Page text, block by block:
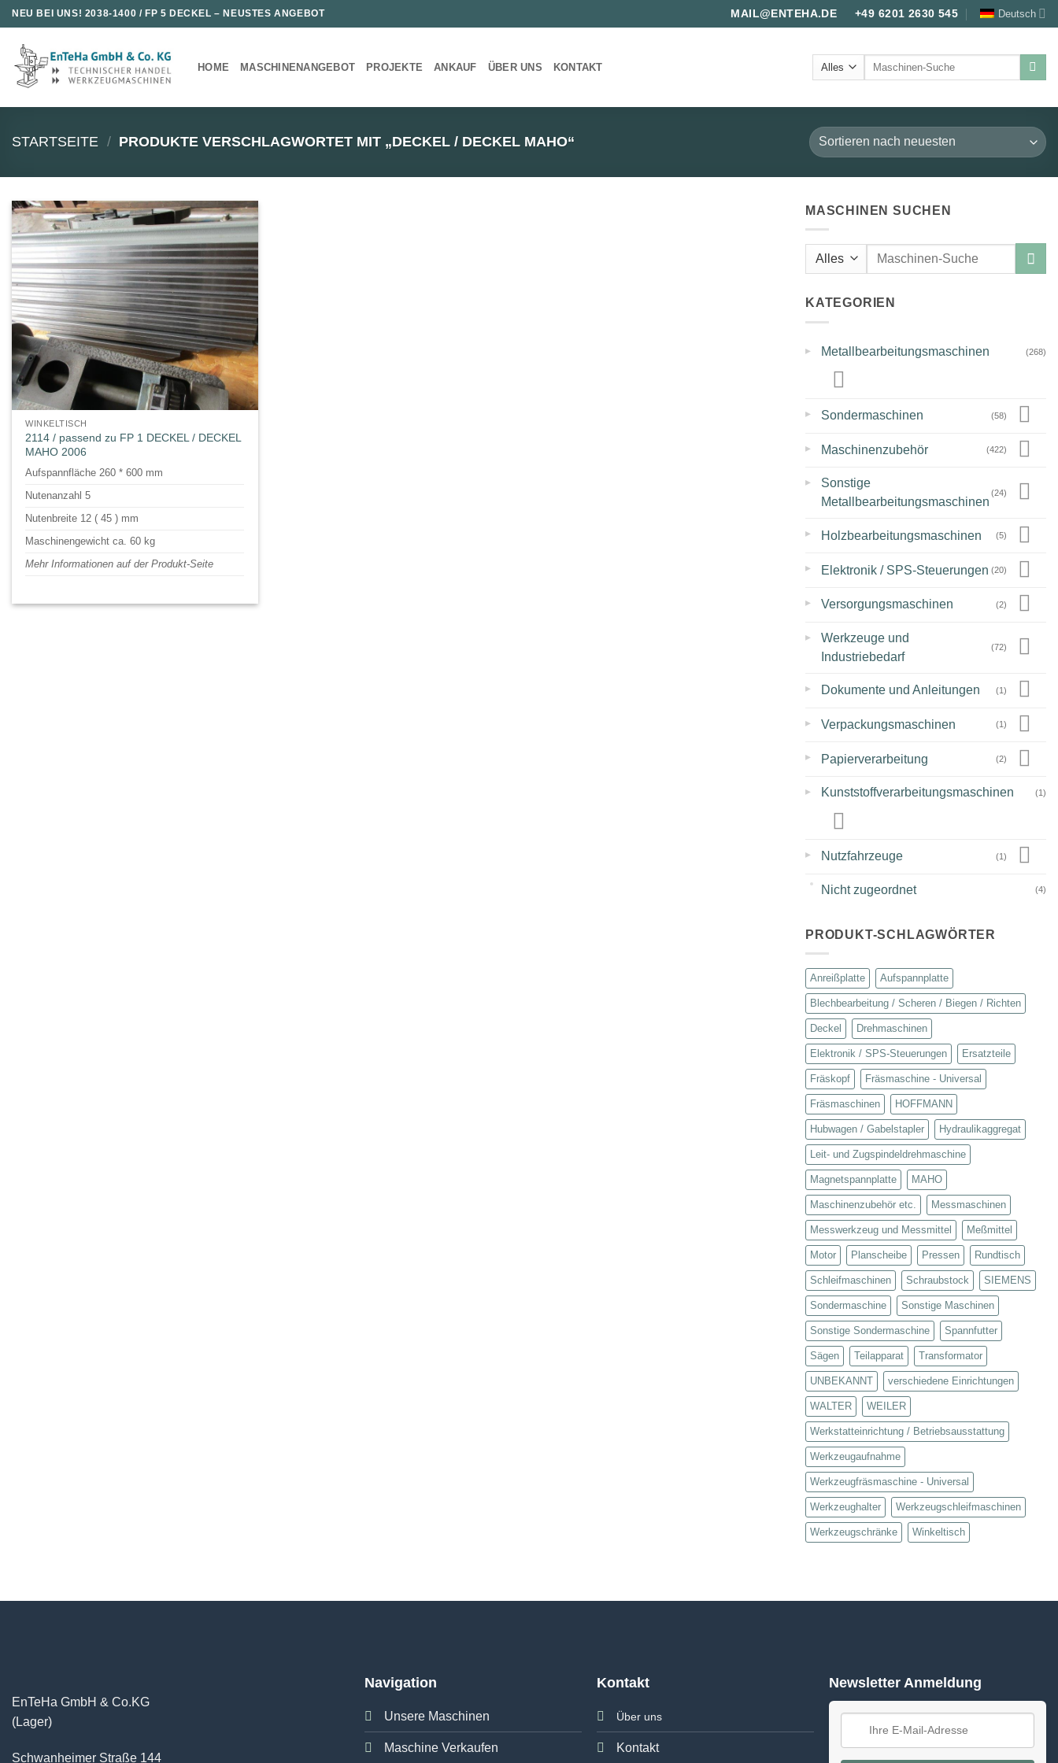
Zum
Inhalt
springen
NEU BEI UNS! 2038-1400 / FP 5 DECKEL – NEUSTES ANGEBOT MAIL@ENTEHA.DE +49 6201 2630 545 Deutsch
HOME MASCHINENANGEBOT PROJEKTE ANKAUF ÜBER UNS KONTAKT
Suche
STARTSEITE / PRODUKTE VERSCHLAGWORTET MIT „DECKEL / DECKEL MAHO“
WINKELTISCH
2114 / passend zu FP 1 DECKEL / DECKEL
MAHO 2006
Aufspannfläche 260 * 600 mm
Nutenanzahl 5
Nutenbreite 12 ( 45 ) mm
Maschinengewicht ca. 60 kg
Mehr Informationen auf der Produkt-Seite
MASCHINEN SUCHEN
Suche
KATEGORIEN
▸ Metallbearbeitungsmaschinen (268)
▸ Sondermaschinen (58)
▸ Maschinenzubehör (422)
▸
Sonstige
Metallbearbeitungsmaschinen
(24)
▸ Holzbearbeitungsmaschinen (5)
▸ Elektronik / SPS-Steuerungen (20)
▸ Versorgungsmaschinen (2)
▸
Werkzeuge und
Industriebedarf
(72)
▸ Dokumente und Anleitungen (1)
▸ Verpackungsmaschinen (1)
▸ Papierverarbeitung (2)
▸ Kunststoffverarbeitungsmaschinen (1)
▸ Nutzfahrzeuge (1)
Nicht zugeordnet (4)
PRODUKT-SCHLAGWÖRTER
Anreißplatte Aufspannplatte
Blechbearbeitung / Scheren / Biegen / Richten
Deckel Drehmaschinen
Elektronik / SPS-Steuerungen Ersatzteile
Fräskopf Fräsmaschine - Universal
Fräsmaschinen HOFFMANN
Hubwagen / Gabelstapler Hydraulikaggregat
Leit- und Zugspindeldrehmaschine
Magnetspannplatte MAHO
Maschinenzubehör etc. Messmaschinen
Messwerkzeug und Messmittel Meßmittel
Motor Planscheibe Pressen Rundtisch
Schleifmaschinen Schraubstock SIEMENS
Sondermaschine Sonstige Maschinen
Sonstige Sondermaschine Spannfutter
Sägen Teilapparat Transformator
UNBEKANNT verschiedene Einrichtungen
WALTER WEILER
Werkstatteinrichtung / Betriebsausstattung
Werkzeugaufnahme
Werkzeugfräsmaschine - Universal
Werkzeughalter Werkzeugschleifmaschinen
Werkzeugschränke Winkeltisch
EnTeHa GmbH & Co.KG
(Lager)
Schwanheimer Straße 144
Navigation
Unsere Maschinen
Maschine Verkaufen
Kontakt
Über uns
Kontakt
Newsletter Anmeldung